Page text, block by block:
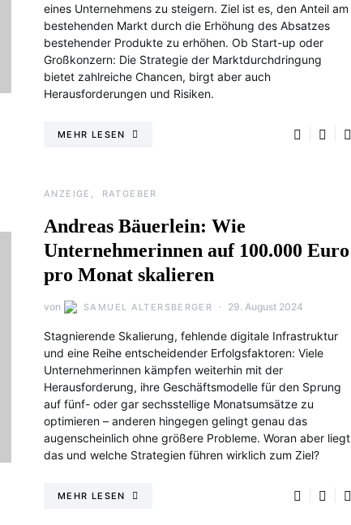
eines Unternehmens zu steigern. Ziel ist es, den Anteil am
bestehenden Markt durch die Erhöhung des Absatzes
bestehender Produkte zu erhöhen. Ob Start-up oder
Großkonzern: Die Strategie der Marktdurchdringung
bietet zahlreiche Chancen, birgt aber auch
Herausforderungen und Risiken.
MEHR LESEN
ANZEIGE RATGEBER
Andreas Bäuerlein: Wie
Unternehmerinnen auf 100.000 Euro
pro Monat skalieren
von SAMUEL ALTERSBERGER 29. August 2024
Stagnierende Skalierung, fehlende digitale Infrastruktur
und eine Reihe entscheidender Erfolgsfaktoren: Viele
Unternehmerinnen kämpfen weiterhin mit der
Herausforderung, ihre Geschäftsmodelle für den Sprung
auf fünf- oder gar sechsstellige Monatsumsätze zu
optimieren – anderen hingegen gelingt genau das
augenscheinlich ohne größere Probleme. Woran aber liegt
das und welche Strategien führen wirklich zum Ziel?
MEHR LESEN